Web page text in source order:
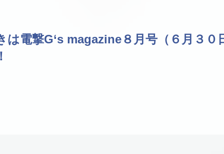
は電撃G‘s magazine８月号（６月３０